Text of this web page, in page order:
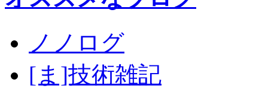
ノノログ
[ま]技術雑記